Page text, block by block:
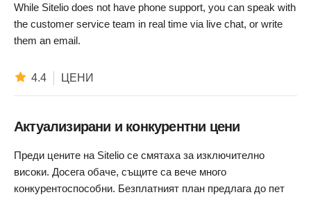
While Sitelio does not have phone support, you can speak with
the customer service team in real time via live chat, or write
them an email.
4.4 ЦЕНИ
Актуализирани и конкурентни цени
Преди цените на Sitelio се смятаха за изключително
високи. Досега обаче, същите са вече много
конкурентоспособни. Безплатният план предлага до пет